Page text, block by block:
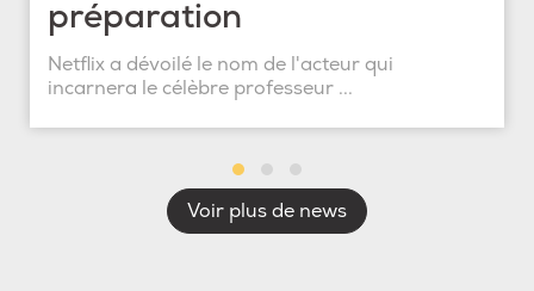
préparation
Netflix a dévoilé le nom de l'acteur qui
incarnera le célèbre professeur ...
Voir plus de news